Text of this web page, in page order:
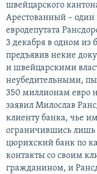
швейцарского
Арестованный – один
евродепутата
3 декабря в одном из
предъявив некие
и швейцарскими
неубедительными,
350 миллионам евро
заявил Милослав
клиенту банка, чье
ограничившись
цюрихский банк по
контакты со своим
гражданином, и